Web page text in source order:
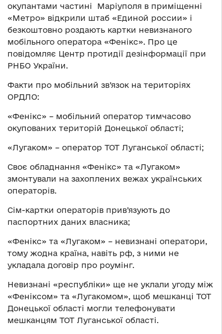
окупантами частині Маріуполя в приміщенні
«Метро» відкрили штаб «Единой россии» і
безкоштовно роздають картки невизнаного
мобільного оператора «Фенікс». Про це
повідомляє Центр протидії дезінформації при
РНБО України.
Факти про мобільний зв’язок на територіях
ОРДЛО:
«Фенікс» – мобільний оператор тимчасово
окупованих територій Донецької області;
«Лугаком» – оператор ТОТ Луганської області;
Своє обладнання «Фенікс» та «Лугаком»
змонтували на захоплених вежах українських
операторів.
Сім-картки операторів прив’язують до
паспортних даних власника;
«Фенікс» та «Лугаком» – невизнані оператори,
тому жодна країна, навіть рф, з ними не
укладала договір про роумінг.
Невизнані «республіки» ще не уклали угоду між
«Феніксом» та «Лугакомом», щоб мешканці ТОТ
Донецької області могли телефонувати
мешканцям ТОТ Луганської області.